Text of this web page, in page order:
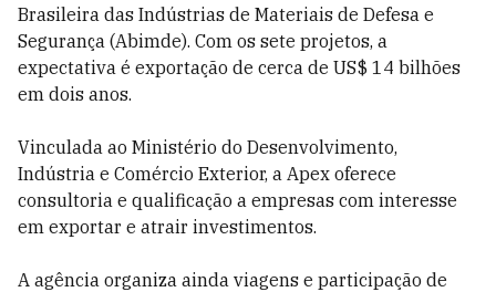
Brasileira das Indústrias de Materiais de Defesa e
Segurança (Abimde). Com os sete projetos, a
expectativa é exportação de cerca de US$ 14 bilhões
em dois anos.
Vinculada ao Ministério do Desenvolvimento,
Indústria e Comércio Exterior, a Apex oferece
consultoria e qualificação a empresas com interesse
em exportar e atrair investimentos.
A agência organiza ainda viagens e participação de